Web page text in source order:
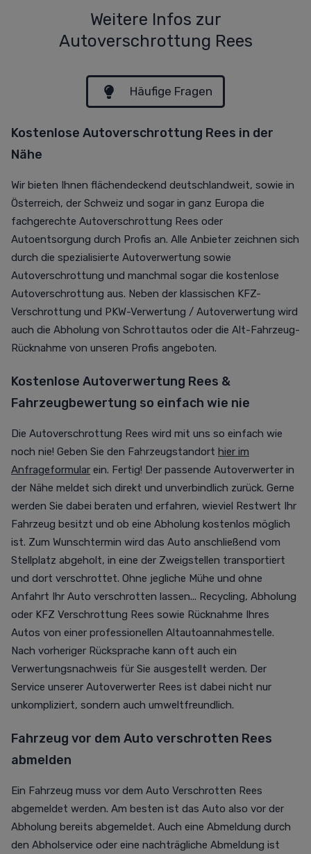
Weitere Infos zur
Autoverschrottung Rees
Häufige Fragen
Kostenlose Autoverschrottung Rees in der
Nähe
Wir bieten Ihnen flächendeckend deutschlandweit, sowie in
Österreich, der Schweiz und sogar in ganz Europa die
fachgerechte Autoverschrottung Rees oder
Autoentsorgung durch Profis an. Alle Anbieter zeichnen sich
durch die spezialisierte Autoverwertung sowie
Autoverschrottung und manchmal sogar die kostenlose
Autoverschrottung aus. Neben der klassischen KFZ-
Verschrottung und PKW-Verwertung / Autoverwertung wird
auch die Abholung von Schrottautos oder die Alt-Fahrzeug-
Rücknahme von unseren Profis angeboten.
Kostenlose Autoverwertung Rees &
Fahrzeugbewertung so einfach wie nie
Die Autoverschrottung Rees wird mit uns so einfach wie
noch nie! Geben Sie den Fahrzeugstandort hier im
Anfrageformular ein. Fertig! Der passende Autoverwerter in
der Nähe meldet sich direkt und unverbindlich zurück. Gerne
werden Sie dabei beraten und erfahren, wieviel Restwert Ihr
Fahrzeug besitzt und ob eine Abholung kostenlos möglich
ist. Zum Wunschtermin wird das Auto anschließend vom
Stellplatz abgeholt, in eine der Zweigstellen transportiert
und dort verschrottet. Ohne jegliche Mühe und ohne
Anfahrt Ihr Auto verschrotten lassen... Recycling, Abholung
oder KFZ Verschrottung Rees sowie Rücknahme Ihres
Autos von einer professionellen Altautoannahmestelle.
Nach vorheriger Rücksprache kann oft auch ein
Verwertungsnachweis für Sie ausgestellt werden. Der
Service unserer Autoverwerter Rees ist dabei nicht nur
unkompliziert, sondern auch umweltfreundlich.
Fahrzeug vor dem Auto verschrotten Rees
abmelden
Ein Fahrzeug muss vor dem Auto Verschrotten Rees
abgemeldet werden. Am besten ist das Auto also vor der
Abholung bereits abgemeldet. Auch eine Abmeldung durch
den Abholservice oder eine nachträgliche Abmeldung ist